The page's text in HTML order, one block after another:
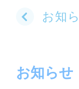
お知
お知らせ